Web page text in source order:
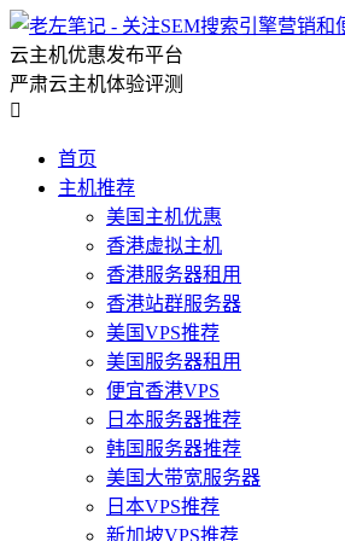
云主机优惠发布平台
严肃云主机体验评测

首页
主机推荐
美国主机优惠
香港虚拟主机
香港服务器租用
香港站群服务器
美国VPS推荐
美国服务器租用
便宜香港VPS
日本服务器推荐
韩国服务器推荐
美国大带宽服务器
日本VPS推荐
新加坡VPS推荐